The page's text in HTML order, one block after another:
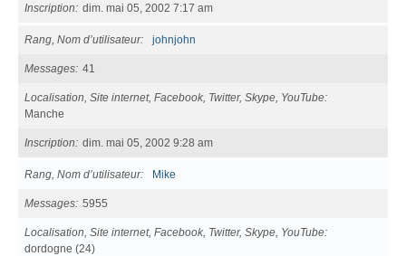
Inscription dim. mai 05, 2002 7:17 am
Rang, Nom d’utilisateur johnjohn
Messages 41
Localisation, Site internet, Facebook, Twitter, Skype, YouTube
Manche
Inscription dim. mai 05, 2002 9:28 am
Rang, Nom d’utilisateur Mike
Messages 5955
Localisation, Site internet, Facebook, Twitter, Skype, YouTube
dordogne (24)